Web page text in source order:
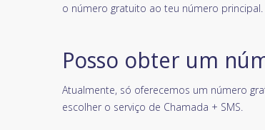
o número gratuito ao teu número principal.
Posso obter um
Atualmente, só oferecemos um número
escolher o serviço de Chamada + SMS.